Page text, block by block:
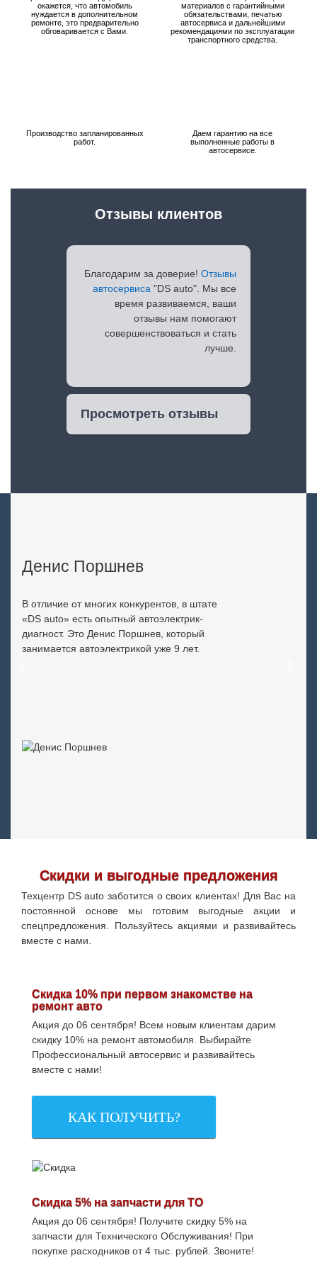
окажется, что автомобиль
нуждается в дополнительном
ремонте, это предварительно
обговаривается с Вами.
материалов с гарантийными
обязательствами, печатью
автосервиса и дальнейшими
рекомендациями по эксплуатации
транспортного средства.
Производство запланированных
работ.
Даем гарантию на все
выполненные работы в
автосервисе.
Благодарим за доверие! Отзывы
автосервиса "DS auto". Мы все
время развиваемся, ваши
отзывы нам помогают
совершенствоваться и стать
лучше.
Просмотреть отзывы
Отзывы клиентов
Денис Поршнев
В отличие от многих конкурентов, в штате
«DS auto» есть опытный автоэлектрик-
диагност. Это Денис Поршнев, который
занимается автоэлектрикой уже 9 лет.
Скидки и выгодные предложения
Техцентр DS auto заботится о своих клиентах! Для Вас на
постоянной основе мы готовим выгодные акции и
спецпредложения. Пользуйтесь акциями и развивайтесь
вместе с нами.
Скидка 10% при первом знакомстве на
ремонт авто
Акция до 06 сентября! Всем новым клиентам дарим
скидку 10% на ремонт автомобиля. Выбирайте
Профессиональный автосервис и развивайтесь
вместе с нами!
КАК ПОЛУЧИТЬ?
Скидка 5% на запчасти для ТО
Акция до 06 сентября! Получите скидку 5% на
запчасти для Технического Обслуживания! При
покупке расходников от 4 тыс. рублей. Звоните!